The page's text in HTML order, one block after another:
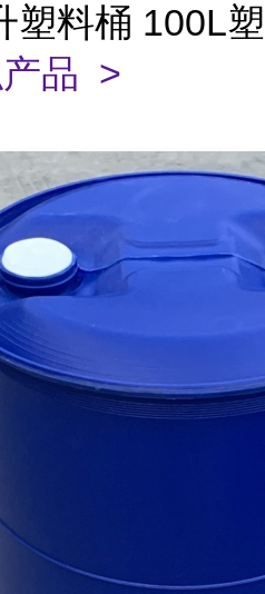
塑料桶 100L塑
品 >